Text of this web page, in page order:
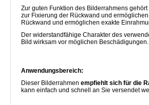
Zur guten Funktion des Bilderrahmens
zur Fixierung der Rückwand und
Rückwand und ermöglichen exakte
Der widerstandfähige Charakter des
Bild wirksam vor möglichen Beschädigungen.
Anwendungsbereich:
Dieser Bilderrahmen empfiehlt sich für die
kann einfach und schnell an Sie versendet